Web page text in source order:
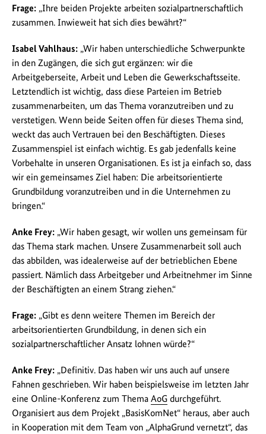
Frage: „Ihre beiden Projekte arbeiten sozialpartnerschaftlich
zusammen. Inwieweit hat sich dies bewährt?“
Isabel Vahlhaus: „Wir haben unterschiedliche Schwerpunkte
in den Zugängen, die sich gut ergänzen: wir die
Arbeitgeberseite, Arbeit und Leben die Gewerkschaftsseite.
Letztendlich ist wichtig, dass diese Parteien im Betrieb
zusammenarbeiten, um das Thema voranzutreiben und zu
verstetigen. Wenn beide Seiten offen für dieses Thema sind,
weckt das auch Vertrauen bei den Beschäftigten. Dieses
Zusammenspiel ist einfach wichtig. Es gab jedenfalls keine
Vorbehalte in unseren Organisationen. Es ist ja einfach so, dass
wir ein gemeinsames Ziel haben: Die arbeitsorientierte
Grundbildung voranzutreiben und in die Unternehmen zu
bringen.“
Anke Frey: „Wir haben gesagt, wir wollen uns gemeinsam für
das Thema stark machen. Unsere Zusammenarbeit soll auch
das abbilden, was idealerweise auf der betrieblichen Ebene
passiert. Nämlich dass Arbeitgeber und Arbeitnehmer im Sinne
der Beschäftigten an einem Strang ziehen.“
Frage: „Gibt es denn weitere Themen im Bereich der
arbeitsorientierten Grundbildung, in denen sich ein
sozialpartnerschaftlicher Ansatz lohnen würde?“
Anke Frey: „Definitiv. Das haben wir uns auch auf unsere
Fahnen geschrieben. Wir haben beispielsweise im letzten Jahr
eine Online-Konferenz zum Thema AoG durchgeführt.
Organisiert aus dem Projekt „BasisKomNet“ heraus, aber auch
in Kooperation mit dem Team von „AlphaGrund vernetzt“, das